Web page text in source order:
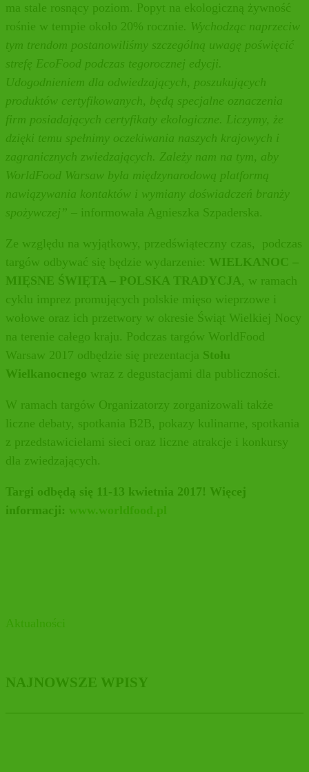
ma stale rosnący poziom. Popyt na ekologiczną żywność
rośnie w tempie około 20% rocznie . Wychodząc naprzeciw
tym trendom postanowiliśmy szczególną uwagę poświęcić
strefę EcoFood podczas tegorocznej edycji.
Udogodnieniem dla odwiedzających, poszukujących
produktów certyfikowanych, będą specjalne oznaczenia
firm posiadających certyfikaty ekologiczne. Liczymy, że
dzięki temu spełnimy oczekiwania naszych krajowych i
zagranicznych zwiedzających. Zależy nam na tym, aby
WorldFood Warsaw była międzynarodową platformą
nawiązywania kontaktów i wymiany doświadczeń branży
spożywczej” – informowała Agnieszka Szpaderska.
Ze względu na wyjątkowy, przedświąteczny czas, podczas
targów odbywać się będzie wydarzenie: WIELKANOC –
MIĘSNE ŚWIĘTA – POLSKA TRADYCJA, w ramach
cyklu imprez promujących polskie mięso wieprzowe i
wołowe oraz ich przetwory w okresie Świąt Wielkiej Nocy
na terenie całego kraju. Podczas targów WorldFood
Warsaw 2017 odbędzie się prezentacja Stołu
Wielkanocnego wraz z degustacjami dla publiczności.
W ramach targów Organizatorzy zorganizowali także
liczne debaty, spotkania B2B, pokazy kulinarne, spotkania
z przedstawicielami sieci oraz liczne atrakcje i konkursy
dla zwiedzających.
Targi odbędą się 11-13 kwietnia 2017! Więcej
informacji: www.worldfood.pl
Aktualności
NAJNOWSZE WPISY